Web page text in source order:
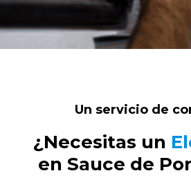
Un servicio de
¿Necesitas un
en Sauce de